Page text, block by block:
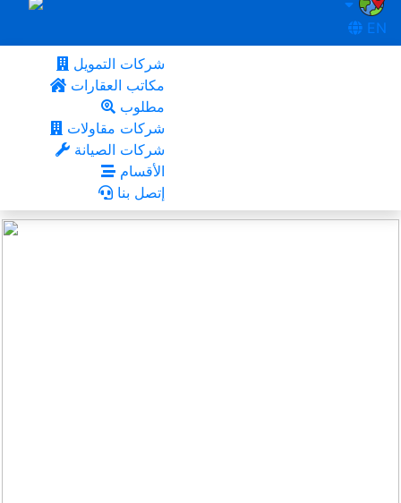
EN
شركات التمويل
مكاتب العقارات
مطلوب
شركات مقاولات
شركات الصيانة
الأقسام
إتصل بنا